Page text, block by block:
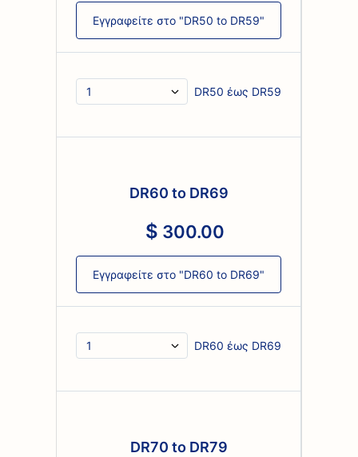
Εγγραφείτε στο "DR50 to DR59"
DR50 έως DR59
DR60 to DR69
300.00
Εγγραφείτε στο "DR60 to DR69"
DR60 έως DR69
DR70 to DR79